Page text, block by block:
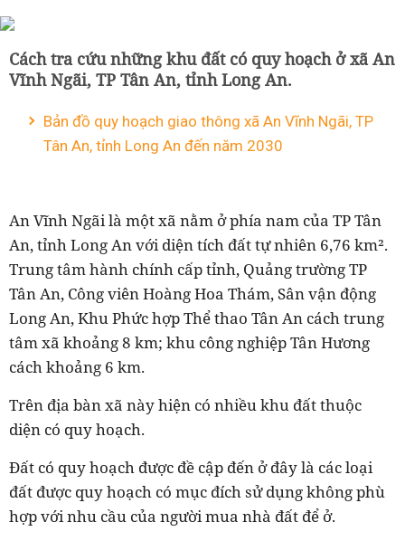
Cách tra cứu những khu đất có quy hoạch ở xã An
Vĩnh Ngãi, TP Tân An, tỉnh Long An.
Bản đồ quy hoạch giao thông xã An Vĩnh Ngãi, TP
Tân An, tỉnh Long An đến năm 2030
An Vĩnh Ngãi là một xã nằm ở phía nam của TP Tân
An, tỉnh Long An với diện tích đất tự nhiên 6,76 km².
Trung tâm hành chính cấp tỉnh, Quảng trường TP
Tân An, Công viên Hoàng Hoa Thám, Sân vận động
Long An, Khu Phức hợp Thể thao Tân An cách trung
tâm xã khoảng 8 km; khu công nghiệp Tân Hương
cách khoảng 6 km.
Trên địa bàn xã này hiện có nhiều khu đất thuộc
diện có quy hoạch.
Đất có quy hoạch được đề cập đến ở đây là các loại
đất được quy hoạch có mục đích sử dụng không phù
hợp với nhu cầu của người mua nhà đất để ở.